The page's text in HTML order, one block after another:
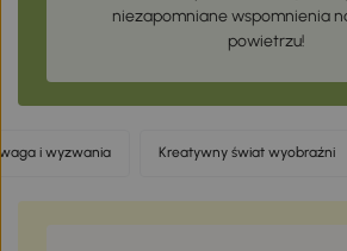
niezapomniane wspomnienia
powietrzu!
i wyzwania Kreatywny świat wyobraźni